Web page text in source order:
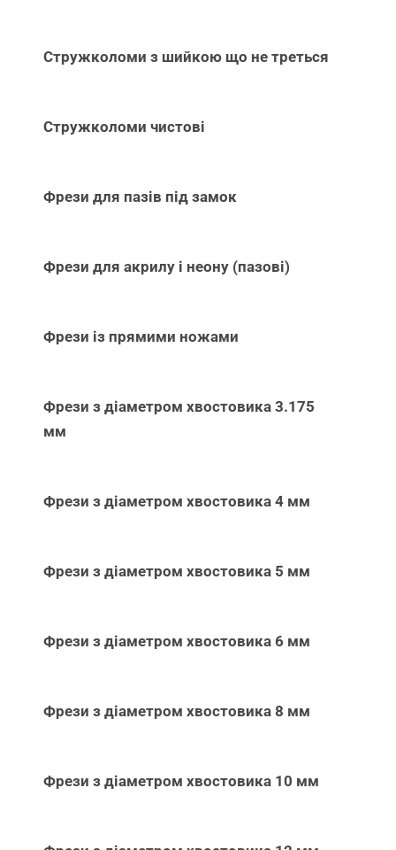
Стружколоми з шийкою що не треться
Стружколоми чистові
Фрези для пазів під замок
Фрези для акрилу і неону (пазові)
Фрези із прямими ножами
Фрези з діаметром хвостовика 3.175
мм
Фрези з діаметром хвостовика 4 мм
Фрези з діаметром хвостовика 5 мм
Фрези з діаметром хвостовика 6 мм
Фрези з діаметром хвостовика 8 мм
Фрези з діаметром хвостовика 10 мм